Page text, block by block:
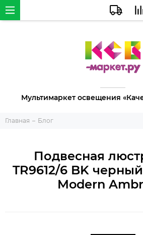
Мультимаркет освещения
Главная Блог
Подвесная
TR9612/6 BK
Modern